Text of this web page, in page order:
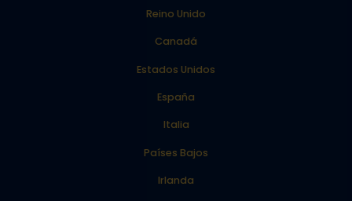
Reino Unido
Canadá
Estados Unidos
España
Italia
Países Bajos
Irlanda